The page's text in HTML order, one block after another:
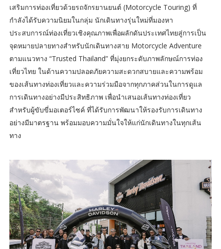
เสริมการท่องเที่ยวด้วยรถจักรยานยนต์ (Motorcycle Touring) ที่
กำลังได้รับความนิยมในกลุ่ม นักเดินทางรุ่นใหม่ที่มองหา
ประสบการณ์ท่องเที่ยวเชิงคุณภาพเพื่อผลักดันประเทศไทยสู่การเป็น
จุดหมายปลายทางสำหรับนักเดินทางสาย Motorcycle Adventure
ตามแนวทาง “Trusted Thailand” ที่มุ่งยกระดับภาพลักษณ์การท่อง
เที่ยวไทย ในด้านความปลอดภัยความสะดวกสบายและความพร้อม
ของเส้นทางท่องเที่ยวและความร่วมมือจากทุกภาคส่วนในการดูแล
การเดินทางอย่างมีประสิทธิภาพ เพื่อนำเสนอเส้นทางท่องเที่ยว
สำหรับผู้ขับขี่มอเตอร์ไซค์ ที่ได้รับการพัฒนาให้รองรับการเดินทาง
อย่างมีมาตรฐาน พร้อมมอบความมั่นใจให้แก่นักเดินทางในทุกเส้น
ทาง